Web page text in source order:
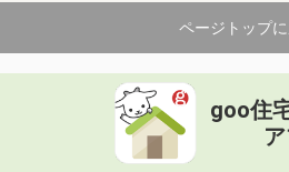
ページトップ
goo住